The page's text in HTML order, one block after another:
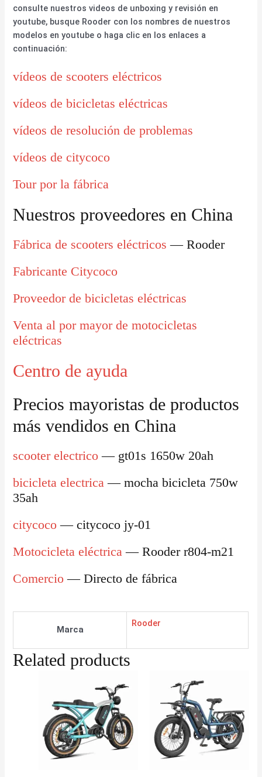
consulte nuestros videos de unboxing y revisión en
youtube, busque Rooder con los nombres de nuestros
modelos en youtube o haga clic en los enlaces a
continuación:
vídeos de scooters eléctricos
vídeos de bicicletas eléctricas
vídeos de resolución de problemas
vídeos de citycoco
Tour por la fábrica
Nuestros proveedores en China
Fábrica de scooters eléctricos — Rooder
Fabricante Citycoco
Proveedor de bicicletas eléctricas
Venta al por mayor de motocicletas
eléctricas
Centro de ayuda
Precios mayoristas de productos
más vendidos en China
scooter electrico — gt01s 1650w 20ah
bicicleta electrica — mocha bicicleta 750w
35ah
citycoco — citycoco jy-01
Motocicleta eléctrica — Rooder r804-m21
Comercio — Directo de fábrica
Marca
Rooder
Related products